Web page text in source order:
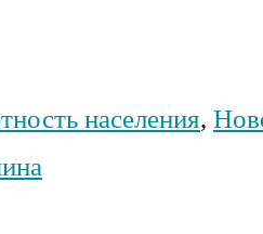
населения,